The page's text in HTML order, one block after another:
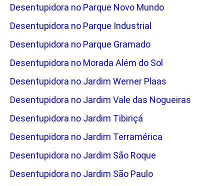
Desentupidora no Parque Novo Mundo
Desentupidora no Parque Industrial
Desentupidora no Parque Gramado
Desentupidora no Morada Além do Sol
Desentupidora no Jardim Werner Plaas
Desentupidora no Jardim Vale das Nogueiras
Desentupidora no Jardim Tibiriçá
Desentupidora no Jardim Terramérica
Desentupidora no Jardim São Roque
Desentupidora no Jardim São Paulo